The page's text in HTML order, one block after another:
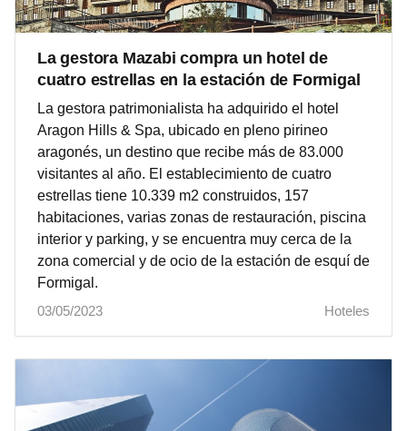
La gestora Mazabi compra un hotel de
cuatro estrellas en la estación de Formigal
La gestora patrimonialista ha adquirido el hotel
Aragon Hills & Spa, ubicado en pleno pirineo
aragonés, un destino que recibe más de 83.000
visitantes al año. El establecimiento de cuatro
estrellas tiene 10.339 m2 construidos, 157
habitaciones, varias zonas de restauración, piscina
interior y parking, y se encuentra muy cerca de la
zona comercial y de ocio de la estación de esquí de
Formigal.
03/05/2023
Hoteles